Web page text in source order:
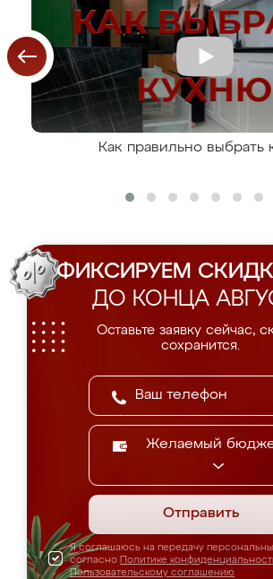
Как правильно выбрать
ФИКСИРУЕМ
ДО КОНЦА
Оставьте заявку сейчас,
сохранится.
Желаемый
Отправить
Я соглашаюсь на передачу
согласно Политике
Пользовательскому соглашению